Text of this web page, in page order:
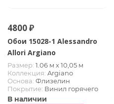
4800 ₽
Обои 15028-1 Alessandro
Allori Argiano
Размер: 1.06 м х 10,05 м
Коллекция: Argiano
Основа: Флизелин
Покрытие: Винил горячего
тиснения
В наличии